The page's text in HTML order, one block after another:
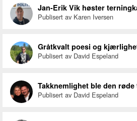
Jan-Erik Vik høster
Publisert av Karen Iversen
Gråtkvalt poesi og
Publisert av David Espeland
Takknemlighet ble den røde
Publisert av David Espeland